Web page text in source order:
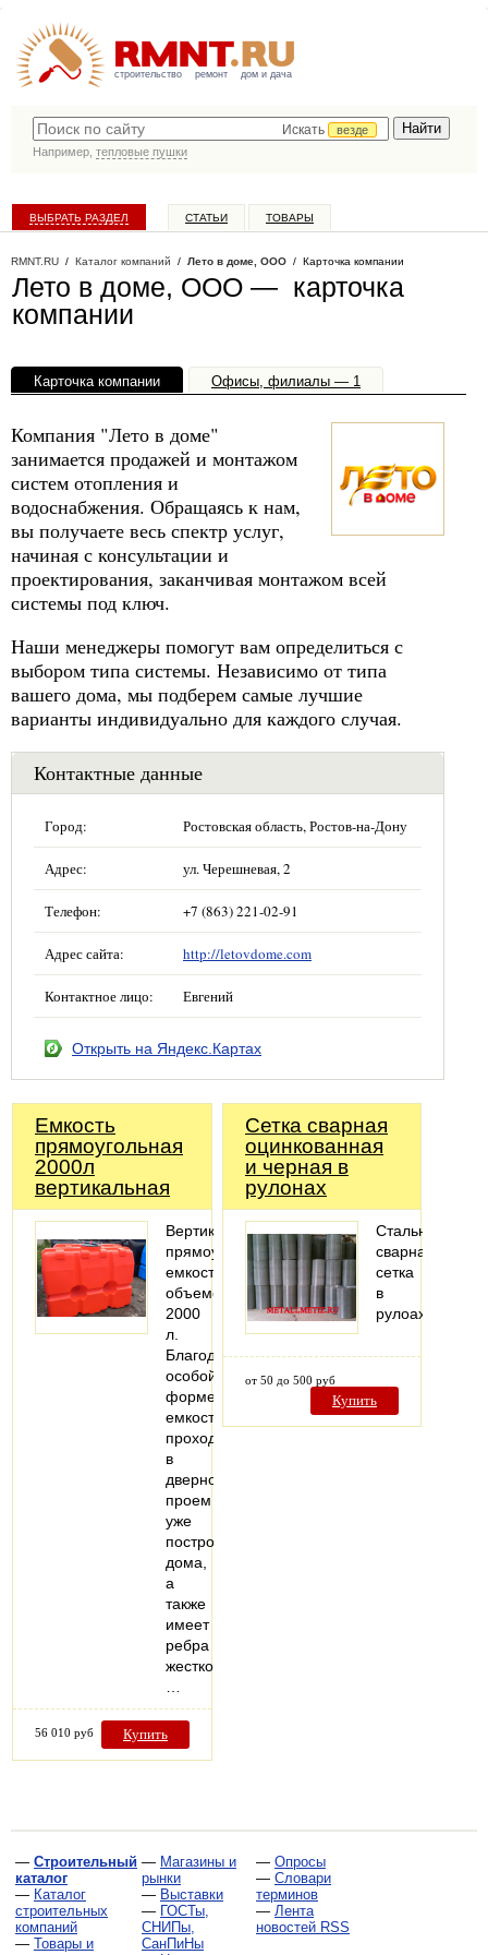
строительство ремонт дом и дача
Искать
везде
Например, тепловые пушки
ВЫБРАТЬ РАЗДЕЛ СТАТЬИ ТОВАРЫ
RMNT.RU / Каталог компаний / Лето в доме, ООО / Карточка компании
Лето в доме, ООО — карточка
компании
Карточка компании Офисы, филиалы — 1
Компания "Лето в доме"
занимается продажей и монтажом
систем отопления и
водоснабжения. Обращаясь к нам,
вы получаете весь спектр услуг,
начиная с консультации и
проектирования, заканчивая монтажом всей
системы под ключ.
Наши менеджеры помогут вам определиться с
выбором типа системы. Независимо от типа
вашего дома, мы подберем самые лучшие
варианты индивидуально для каждого случая.
Контактные данные
Город: Ростовская область, Ростов-на-Дону
Адрес: ул. Черешневая, 2
Телефон: +7 (863) 221-02-91
Адрес сайта: http://letovdome.com
Контактное лицо: Евгений
Открыть на Яндекс.Картах
Емкость
прямоугольная
2000л
вертикальная
Вертикальная
прямоугольная
емкость
объемом
2000
л.
Благодаря
особой
форме
емкость
проходит
в
дверной
проем
уже
построенного
дома,
а
также
имеет
ребра
жесткости,
…
56 010 руб Купить
Сетка сварная
оцинкованная
и черная в
рулонах
Стальная
сварная
сетка
в
рулоах
от 50 до 500 руб
Купить
— Строительный
каталог
— Каталог
строительных
компаний
— Товары и
— Магазины и
рынки
— Выставки
— ГОСТы,
СНИПы,
СанПиНы
— Опросы
— Словари
терминов
— Лента
новостей RSS